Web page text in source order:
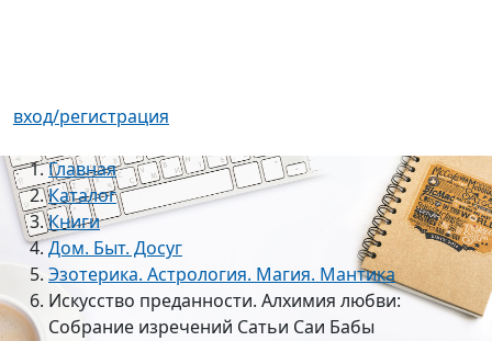
вход/регистрация
Главная
Каталог
Книги
Дом. Быт. Досуг
Эзотерика. Астрология. Магия. Мантика
Искусство преданности. Алхимия любви:
Собрание изречений Сатьи Саи Бабы